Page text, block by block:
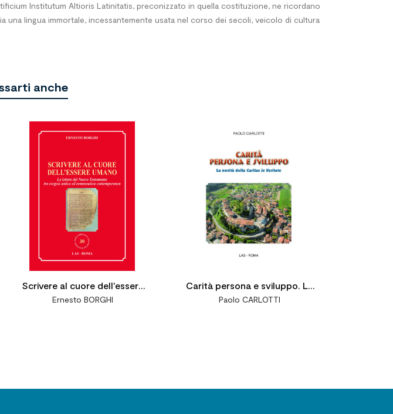
Institutum Altioris Latinitatis, preconizzato in quella costituzione, ne ricordano
lingua immortale, incessantemente usata nel corso dei secoli, veicolo di cultura
anche
Scrivere al cuore dell'essere
umano. Le lettere del Nuovo
Ernesto BORGHI
Carità persona e sviluppo. La
novità della Caritas in Veritate
Paolo CARLOTTI